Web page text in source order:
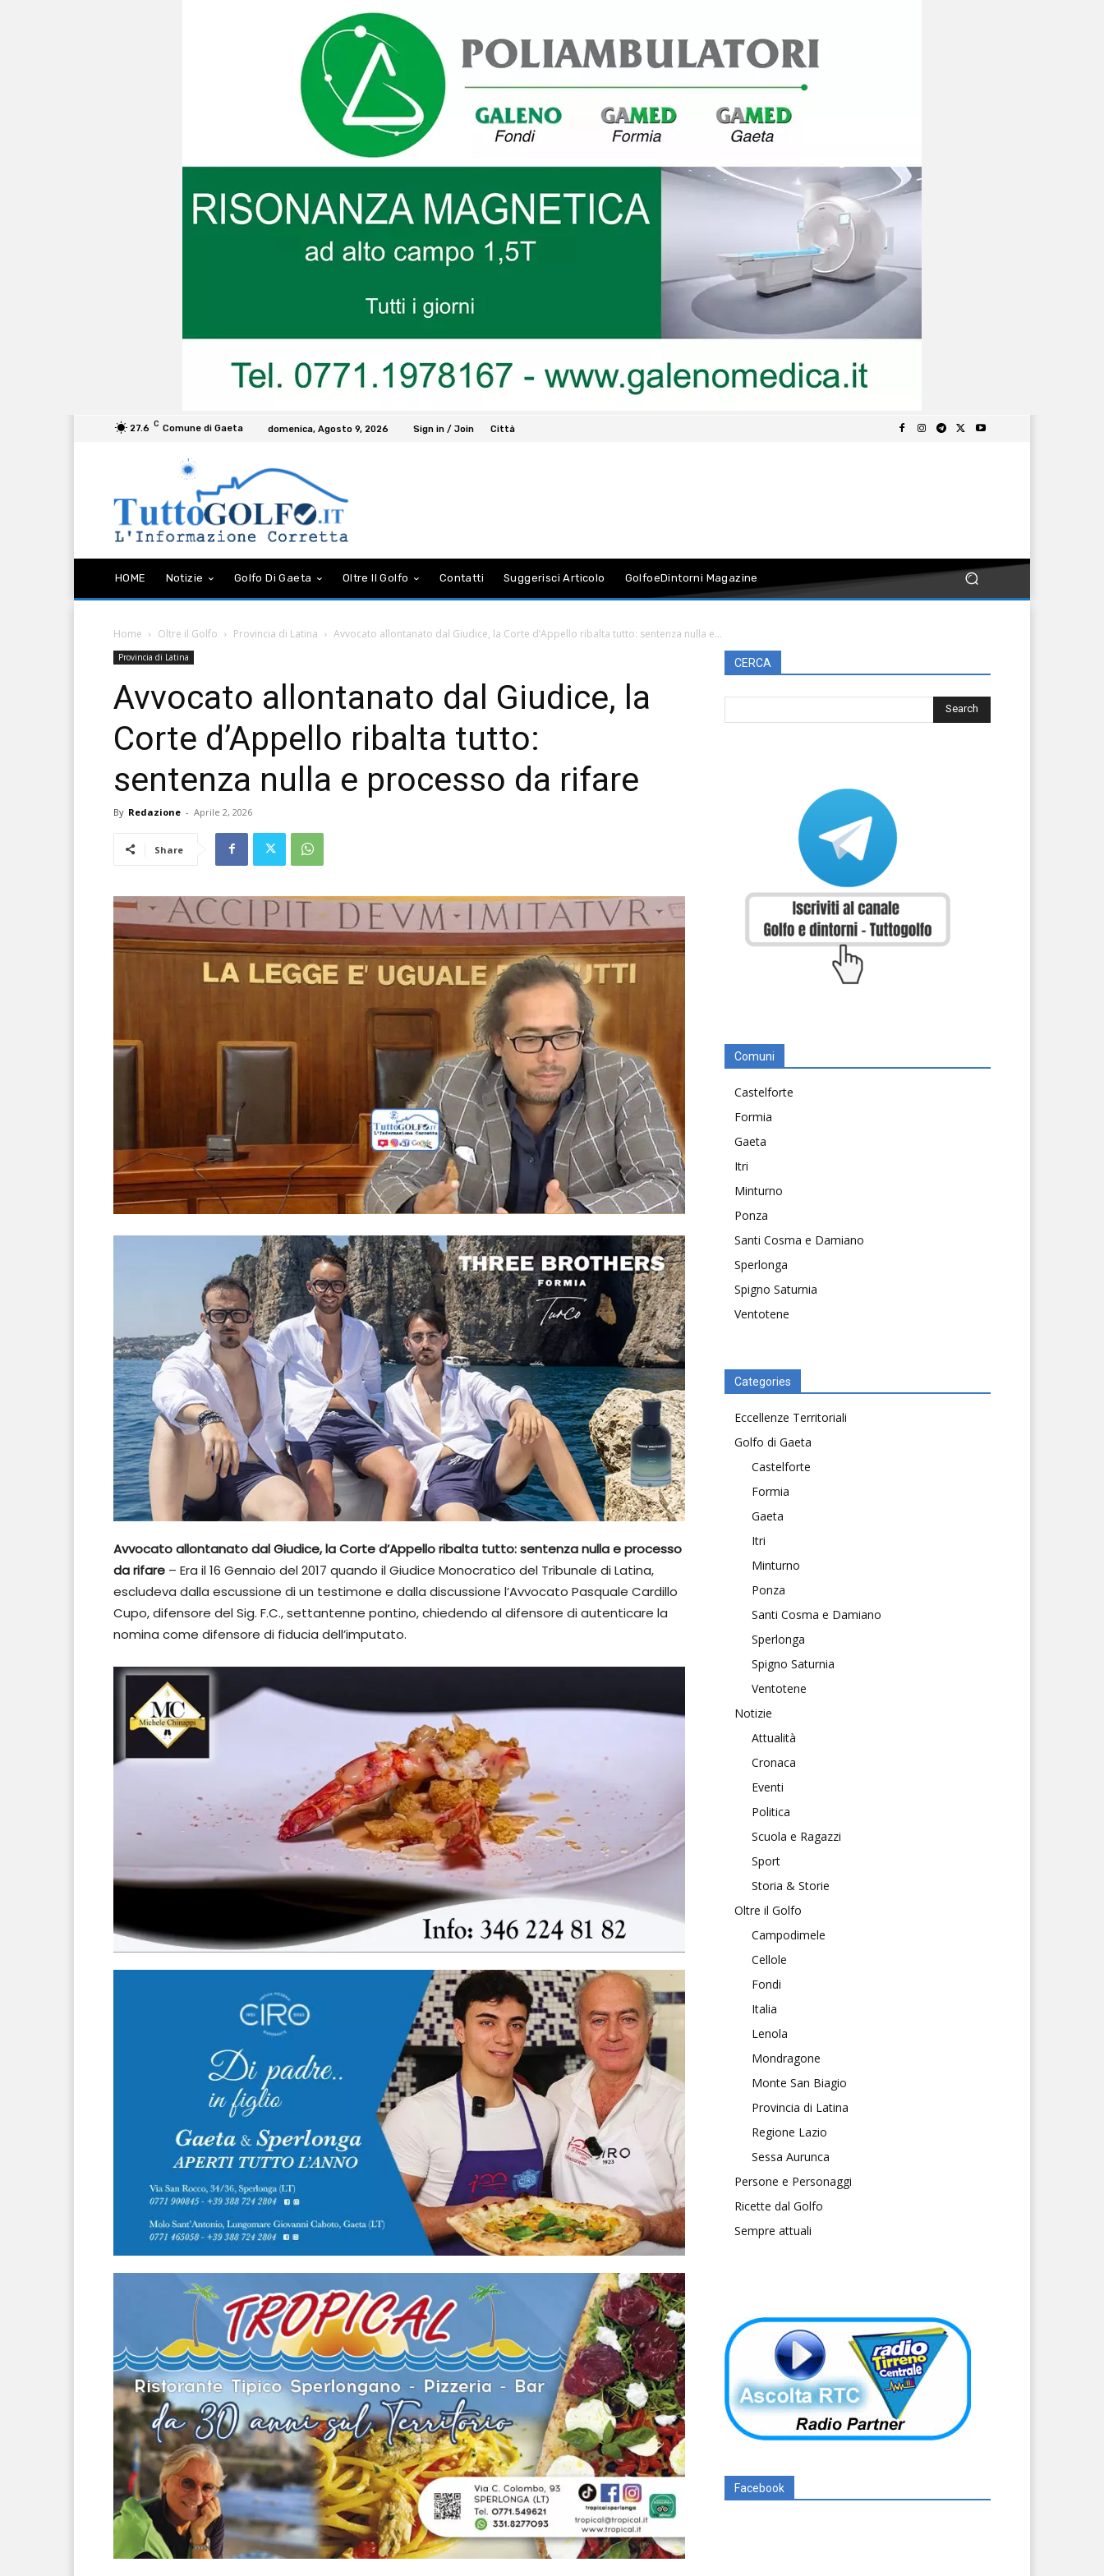
27.6 C Comune di Gaeta domenica, Agosto 9, 2026 Sign in / Join Città
HOME Notizie Golfo Di Gaeta Oltre Il Golfo Contatti Suggerisci Articolo GolfoeDintorni Magazine
Home Oltre il Golfo Provincia di Latina Avvocato allontanato dal Giudice, la Corte d’Appello ribalta tutto: sentenza nulla e...
Provincia di Latina
Avvocato allontanato dal Giudice, la
Corte d’Appello ribalta tutto:
sentenza nulla e processo da rifare
By Redazione - Aprile 2, 2026
Share
Avvocato allontanato dal Giudice, la Corte d’Appello ribalta tutto: sentenza nulla e processo
da rifare – Era il 16 Gennaio del 2017 quando il Giudice Monocratico del Tribunale di Latina,
escludeva dalla escussione di un testimone e dalla discussione l’Avvocato Pasquale Cardillo
Cupo, difensore del Sig. F.C., settantenne pontino, chiedendo al difensore di autenticare la
nomina come difensore di fiducia dell’imputato.
CERCA
Comuni
Castelforte
Formia
Gaeta
Itri
Minturno
Ponza
Santi Cosma e Damiano
Sperlonga
Spigno Saturnia
Ventotene
Categories
Eccellenze Territoriali
Golfo di Gaeta
Castelforte
Formia
Gaeta
Itri
Minturno
Ponza
Santi Cosma e Damiano
Sperlonga
Spigno Saturnia
Ventotene
Notizie
Attualità
Cronaca
Eventi
Politica
Scuola e Ragazzi
Sport
Storia & Storie
Oltre il Golfo
Campodimele
Cellole
Fondi
Italia
Lenola
Mondragone
Monte San Biagio
Provincia di Latina
Regione Lazio
Sessa Aurunca
Persone e Personaggi
Ricette dal Golfo
Sempre attuali
Facebook